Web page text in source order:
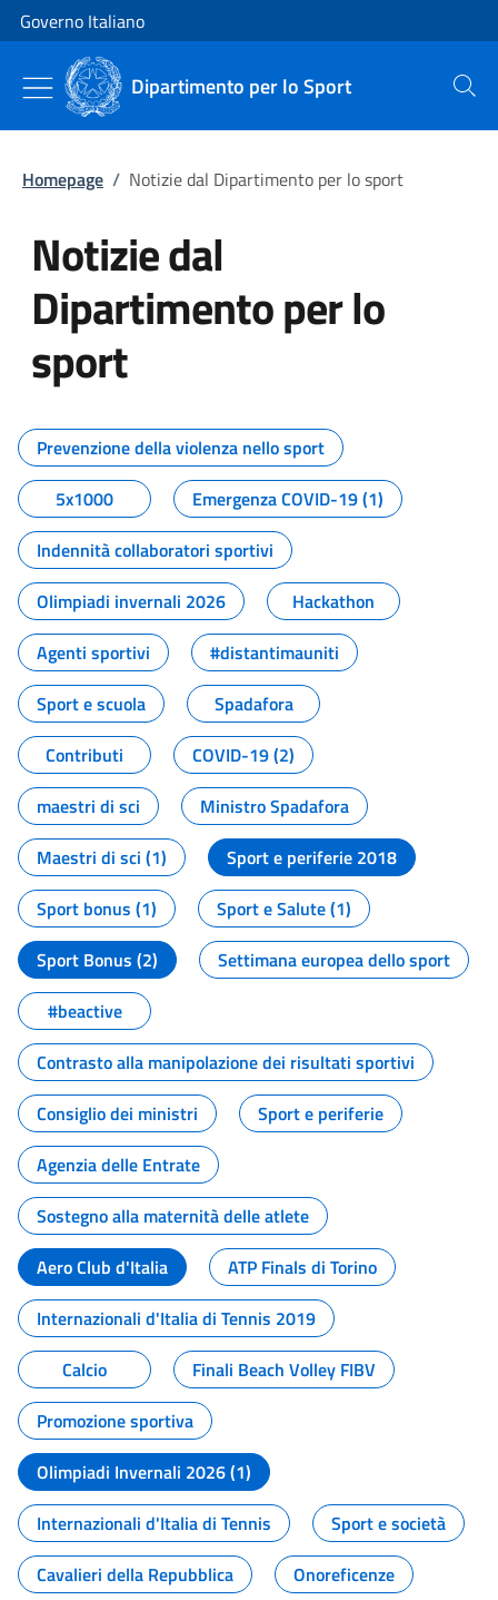
Vai al contenuto
Vai alla navigazione del sito
Governo Italiano
Dipartimento per lo Sport Cerca
Homepage / Notizie dal Dipartimento per lo sport
Notizie dal
Dipartimento per lo
sport
Tutti i contenuti della pagina
Prevenzione della violenza nello sport
5x1000
Emergenza COVID-19 (1)
Indennità collaboratori sportivi
Olimpiadi invernali 2026
Hackathon
Agenti sportivi
#distantimauniti
Sport e scuola
Spadafora
Contributi
COVID-19 (2)
maestri di sci
Ministro Spadafora
Maestri di sci (1)
Sport e periferie 2018
Sport bonus (1)
Sport e Salute (1)
Sport Bonus (2)
Settimana europea dello sport
#beactive
Contrasto alla manipolazione dei risultati sportivi
Consiglio dei ministri
Sport e periferie
Agenzia delle Entrate
Sostegno alla maternità delle atlete
Aero Club d'Italia
ATP Finals di Torino
Internazionali d'Italia di Tennis 2019
Calcio
Finali Beach Volley FIBV
Promozione sportiva
Olimpiadi Invernali 2026 (1)
Internazionali d'Italia di Tennis
Sport e società
Cavalieri della Repubblica
Onoreficenze